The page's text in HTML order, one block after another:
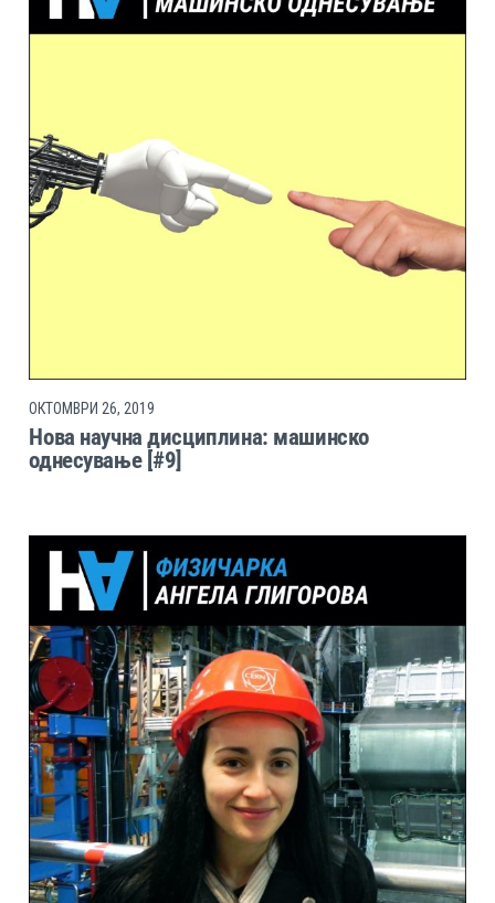
ОКТОМВРИ 26, 2019
Нова научна дисциплина: машинско
однесување [#9]